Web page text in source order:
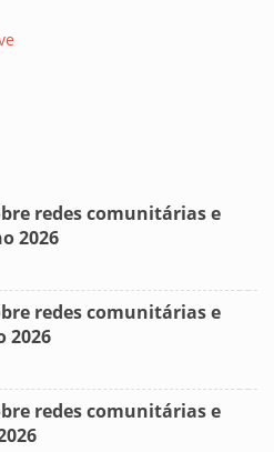
redes comunitárias e
2026
redes comunitárias e
2026
redes comunitárias e